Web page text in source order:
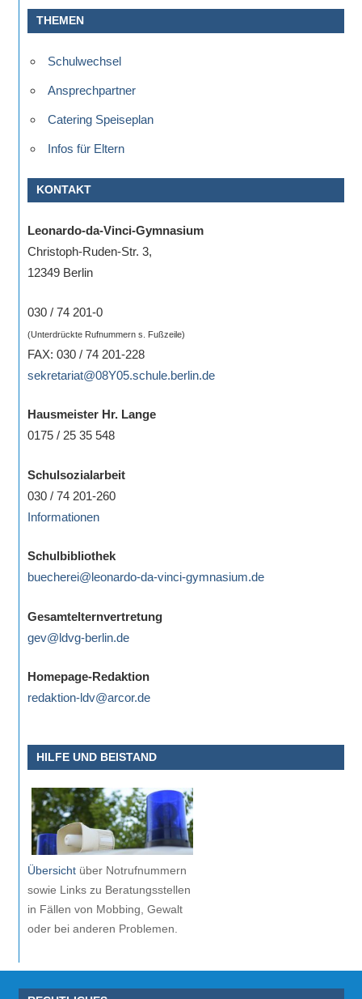
eine
Information
stehen
am
Seite
verschiedene
Verfügung.
THEMEN
Schulwechsel
Ansprechpartner
Catering Speiseplan
Infos für Eltern
KONTAKT
Leonardo-da-Vinci-Gymnasium
Christoph-Ruden-Str. 3,
12349 Berlin
030 / 74 201-0
(Unterdrückte Rufnummern s. Fußzeile)
FAX: 030 / 74 201-228
sekretariat@08Y05.schule.berlin.de
Hausmeister Hr. Lange
0175 / 25 35 548
Schulsozialarbeit
030 / 74 201-260
Informationen
Schulbibliothek
buecherei@leonardo-da-vinci-gymnasium.de
Gesamtelternvertretung
gev@ldvg-berlin.de
Homepage-Redaktion
redaktion-ldv@arcor.de
HILFE UND BEISTAND
Übersichtüber Notrufnummern
sowie Links zu Beratungsstellen
in Fällen von Mobbing, Gewalt
oder bei anderen Problemen.